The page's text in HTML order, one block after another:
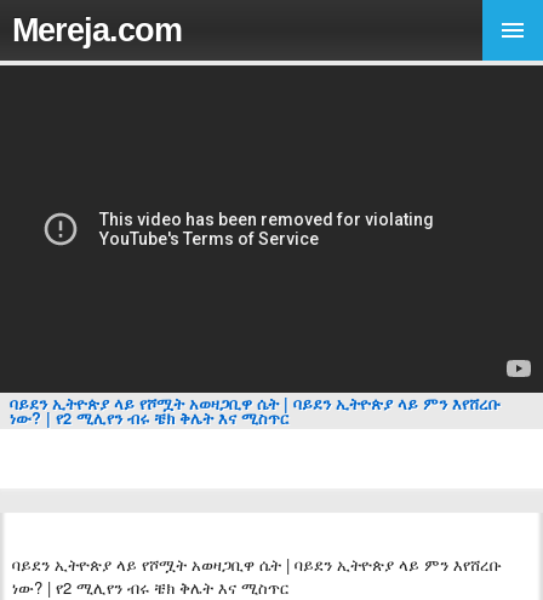
Mereja.com
ባይደን ኢትዮጵያ ላይ የሾሟት አወዛጋቢዋ ሴት | ባይደን ኢትዮጵያ ላይ ምን እየሸረቡ
ነው? | የ2 ሚሊየን ብሩ ቼክ ቅሌት እና ሚስጥር
ባይደን ኢትዮጵያ ላይ የሾሟት አወዛጋቢዋ ሴት | ባይደን ኢትዮጵያ ላይ ምን እየሸረቡ
ነው? | የ2 ሚሊየን ብሩ ቼክ ቅሌት እና ሚስጥር